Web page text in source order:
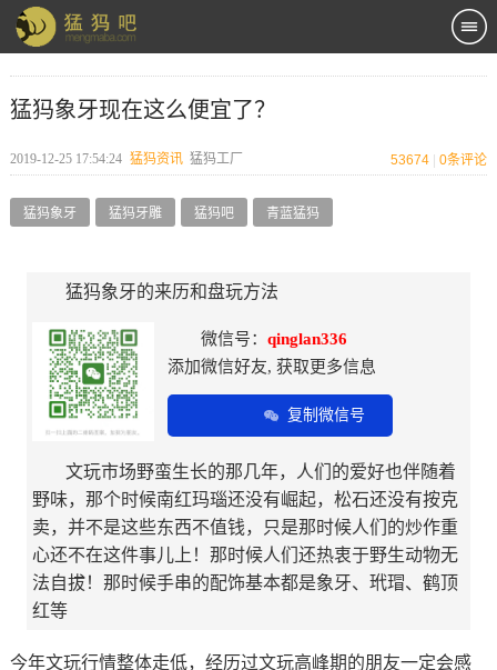
猛犸象牙现在这么便宜了？
2019-12-25 17:54:24 猛犸资讯 猛犸工厂 53674 0条评论
猛犸象牙 猛犸牙雕 猛犸吧 青蓝猛犸
猛犸象牙的来历和盘玩方法
微信号： qinglan336
添加微信好友, 获取更多信息
复制微信号
文玩市场野蛮生长的那几年，人们的爱好也伴随着
野味，那个时候南红玛瑙还没有崛起，松石还没有按克
卖，并不是这些东西不值钱，只是那时候人们的炒作重
心还不在这件事儿上！那时候人们还热衷于野生动物无
法自拔！那时候手串的配饰基本都是象牙、玳瑁、鹤顶
红等
今年文玩行情整体走低，经历过文玩高峰期的朋友一定会感